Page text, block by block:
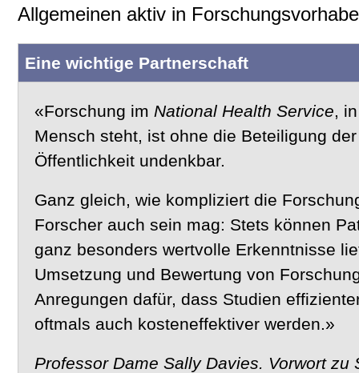
Allgemeinen aktiv in
Eine wichtige Partnerschaft
«Forschung im National Health Service,
Mensch steht, ist ohne die Beteiligung
Öffentlichkeit undenkbar.
Ganz gleich, wie kompliziert die
Forscher auch sein mag: Stets können
ganz besonders wertvolle Erkenntnisse
Umsetzung und Bewertung von
Anregungen dafür, dass Studien
oftmals auch kosteneffektiver werden.»
Professor Dame Sally Davies. Vorwort zu